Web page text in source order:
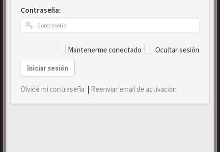
Contraseña:
Mantenerme conectado Ocultar sesión
Iniciar sesión
Olvidé mi contraseña | Reenviar email de activación